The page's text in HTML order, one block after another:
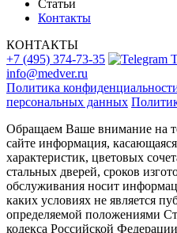
Статьи
Контакты
КОНТАКТЫ
+7 (495) 374-73-35
info@medver.ru
Политика
персональных данных
Обращаем Ваше внимание на
сайте информация,
характеристик, цветовых
стальных дверей, сроков
обслуживания носит
каких условиях не является
определяемой положениями
кодекса Российской